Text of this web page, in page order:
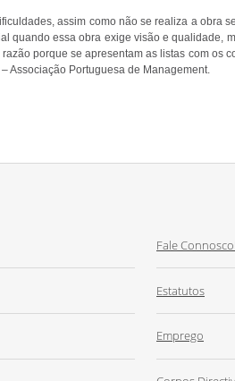
assim como não se realiza a obra
quando essa obra exige visão e qualidade,
porque se apresentam as listas com os
Associação Portuguesa de Management.
Fale Connosco!
Estatutos
Emprego